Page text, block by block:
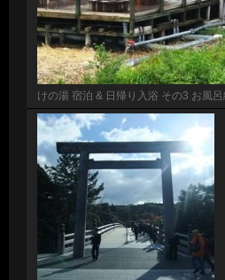
けの湯 宿泊 & 日帰り入浴 その3 お